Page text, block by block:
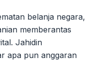
belanja negara,
memberantas
Jahidin
apa pun anggaran